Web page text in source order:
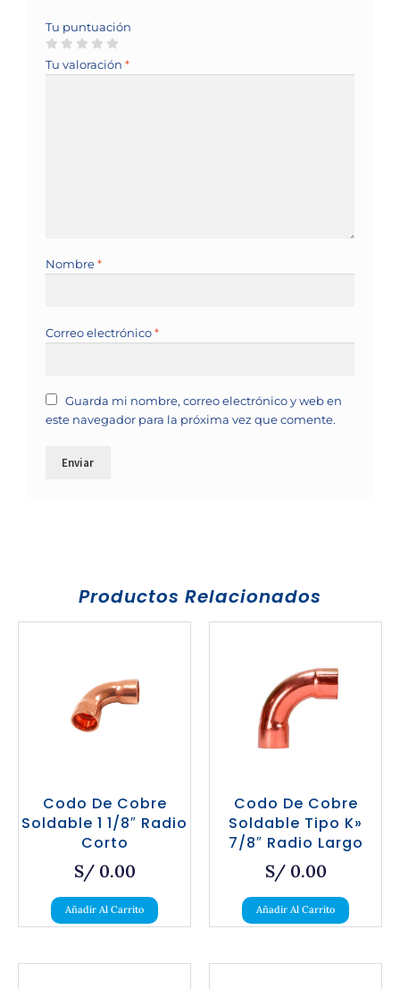
Tu puntuación
Tu valoración*
Nombre*
Correo electrónico*
Guarda mi nombre, correo electrónico y web en
este navegador para la próxima vez que comente.
Productos Relacionados
Codo De Cobre
Soldable 1 1/8″ Radio
Corto
S/0.00
Añadir Al Carrito
Codo De Cobre
Soldable Tipo K»
7/8″ Radio Largo
S/0.00
Añadir Al Carrito